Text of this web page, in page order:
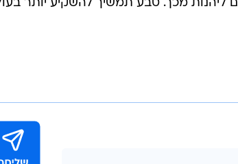
מאמין בפעילות שלנו", אמר פרנסיס בזמן
בה. אני שמח שמצפים כיום מטבע לגדול
תכנית מטפלים בנפש שיזמנו בתחילת
האקדמיה והחדשנות. ננסה להתחבר
ליהנות מכך. טבע תמשיך להשקיע יותר